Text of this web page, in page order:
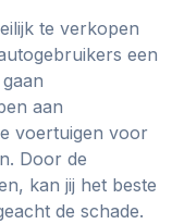
te verkopen
een
aan
voertuigen voor
Door de
kan jij het beste
de schade.